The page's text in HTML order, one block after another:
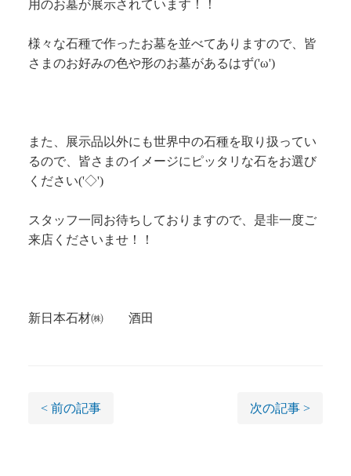
用のお墓が展示されています！！
様々な石種で作ったお墓を並べてありますので、皆
さまのお好みの色や形のお墓があるはず('ω')
また、展示品以外にも世界中の石種を取り扱ってい
るので、皆さまのイメージにピッタリな石をお選び
ください('◇')ゞ
スタッフ一同お待ちしておりますので、是非一度ご
来店くださいませ！！
新日本石材㈱ 酒田
< 前の記事 次の記事 >